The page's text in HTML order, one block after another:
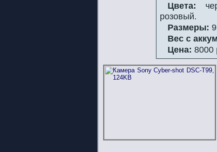
Цвета:
розовый.
Размеры:
Вес с
Цена: 8000